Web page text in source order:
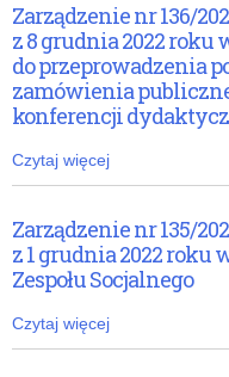
Zarządzenie nr 136/
z 8 grudnia 2022 roku
do przeprowadzenia
zamówienia
konferencji
Czytaj więcej
Zarządzenie nr 135/
z 1 grudnia 2022 roku
Zespołu Socjalnego
Czytaj więcej